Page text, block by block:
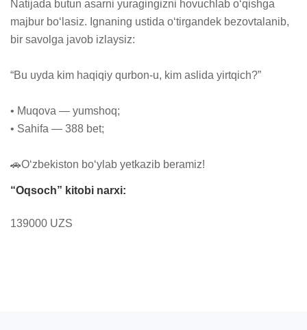
Natijada butun asarni yuragingizni hovuchlab oʻqishga
majbur boʻlasiz. Ignaning ustida oʻtirgandek bezovtalanib,
bir savolga javob izlaysiz:
“Bu uyda kim haqiqiy qurbon-u, kim aslida yirtqich?”
• Muqova — yumshoq;
• Sahifa — 388 bet;
🚗Oʻzbekiston boʻylab yetkazib beramiz!
“Oqsoch” kitobi narxi:
139000 UZS